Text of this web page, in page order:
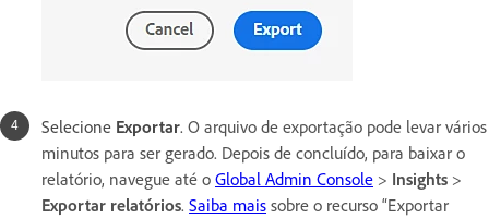
Selecione Exportar. O arquivo de exportação pode levar vários
minutos para ser gerado. Depois de concluído, para baixar o
relatório, navegue até o Global Admin Console > Insights >
Exportar relatórios. Saiba mais sobre o recurso “Exportar